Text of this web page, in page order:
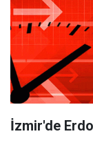
İzmir'de